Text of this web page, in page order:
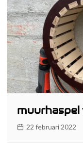
22 februari 2022